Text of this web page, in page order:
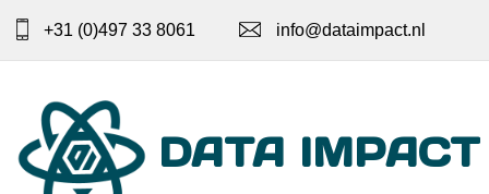
+31 (0)497 33 8061 info@dataimpact.nl
DATA IMPACT